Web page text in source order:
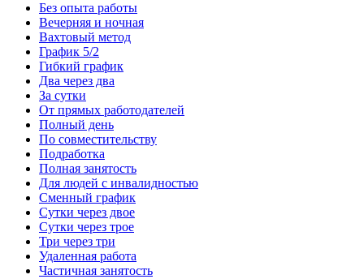
Без опыта работы
Вечерняя и ночная
Вахтовый метод
График 5/2
Гибкий график
Два через два
За сутки
От прямых работодателей
Полный день
По совместительству
Подработка
Полная занятость
Для людей с инвалидностью
Сменный график
Сутки через двое
Сутки через трое
Три через три
Удаленная работа
Частичная занятость